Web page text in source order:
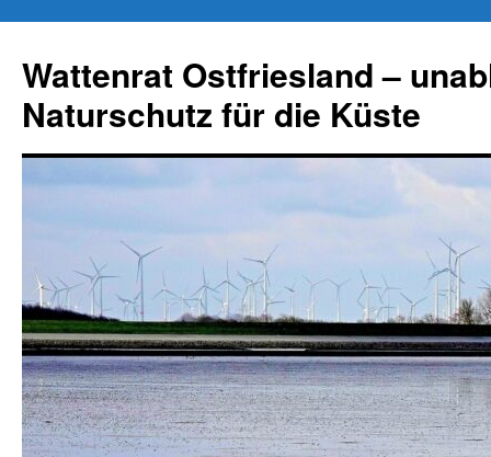
springen
Wattenrat Ostfriesland –
Naturschutz für die Küste